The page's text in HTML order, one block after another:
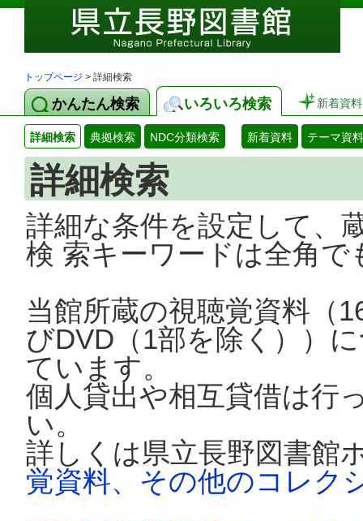
トップページ > 詳細検索
かんたん検索 いろいろ検索 新着資料
詳細検索 典拠検索 NDC分類検索 新着資料 テーマ資料
詳細検索
詳細な条件を設定して、
検 索キーワードは全角
当館所蔵の視聴覚資料（
びDVD（1部を除く））
ています。
個人貸出や相互貸借は行
い。
詳しくは県立長野図書館
覚資料、その他のコレク